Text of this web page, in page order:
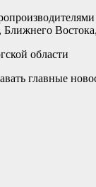
Ближнего
области
главные